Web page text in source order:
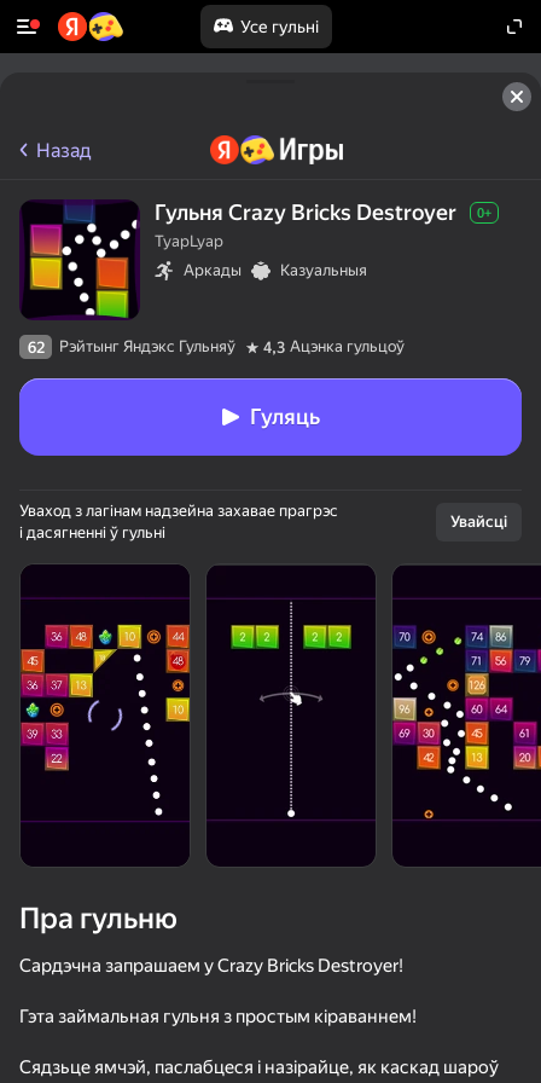
Усе гульні
нават тыя, хто «не гуляе»
Agartime
Гонки Мраморных Шариков!
60
Will it Crush? Кликер Дробилка
Назад
Гульня Crazy Bricks Destroyer 0+
TyapLyap
Аркады
Казуальныя
62 Рэйтынг Яндэкс Гульняў 4,3 Ацэнка гульцоў
Гуляць
Уваход з лагінам надзейна захавае прагрэс
і дасягненні ў гульні
Увайсці
Пра гульню
Сардэчна запрашаем у Crazy Bricks Destroyer!
Гэта займальная гульня з простым кіраваннем!
Сядзьце ямчэй, паслабцеся і назірайце, як каскад шароў